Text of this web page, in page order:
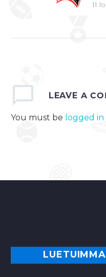
11
LEAVE A
You must be logged in